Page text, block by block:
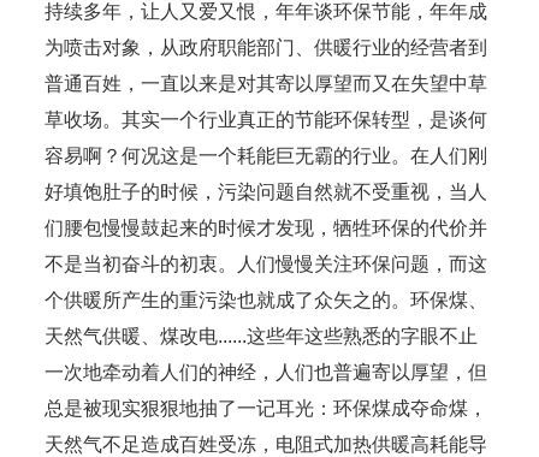
持续多年，让人又爱又恨，年年谈环保节能，年年成
为喷击对象，从政府职能部门、供暖行业的经营者到
普通百姓，一直以来是对其寄以厚望而又在失望中草
草收场。其实一个行业真正的节能环保转型，是谈何
容易啊？何况这是一个耗能巨无霸的行业。在人们刚
好填饱肚子的时候，污染问题自然就不受重视，当人
们腰包慢慢鼓起来的时候才发现，牺牲环保的代价并
不是当初奋斗的初衷。人们慢慢关注环保问题，而这
个供暖所产生的重污染也就成了众矢之的。环保煤、
天然气供暖、煤改电......这些年这些熟悉的字眼不止
一次地牵动着人们的神经，人们也普遍寄以厚望，但
总是被现实狠狠地抽了一记耳光：环保煤成夺命煤，
天然气不足造成百姓受冻，电阻式加热供暖高耗能导